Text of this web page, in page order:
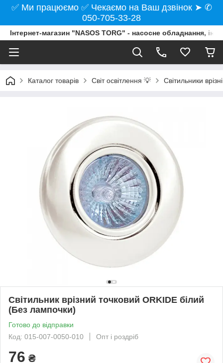
✅ Ми працюємо ✅ Чекаємо на Ваш дзвінок ➤ ✆
050-705-33-28
Інтернет-магазин "NASOS TORG" - насосне обладнання,
Каталог товарів Світ освітлення 💡 Світильники врізні
Світильник врізний точковий ORKIDE білий
(Без лампочки)
Готово до відправки
Код: 015-007-0050-010
Опт і роздріб
76 ₴